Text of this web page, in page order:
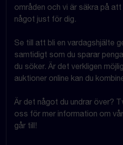
områden och vi är säkra på
något just för dig.
Se till att bli en vardagshjälte
samtidigt som du sparar
du söker. Är det verkligen
auktioner online kan du
Är det något du undrar över?
oss för mer information om
går till!